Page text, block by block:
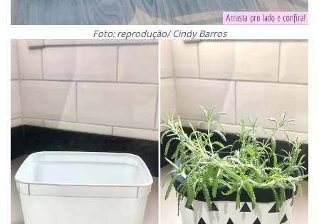
Foto: reprodução/ Cindy Barros